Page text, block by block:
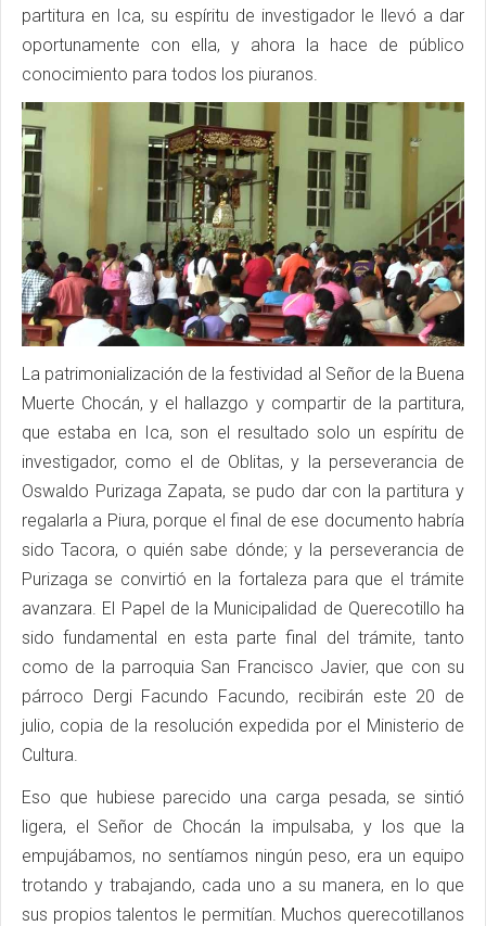
partitura en Ica, su espíritu de investigador le llevó a dar
oportunamente con ella, y ahora la hace de público
conocimiento para todos los piuranos.
La patrimonialización de la festividad al Señor de la Buena
Muerte Chocán, y el hallazgo y compartir de la partitura,
que estaba en Ica, son el resultado solo un espíritu de
investigador, como el de Oblitas, y la perseverancia de
Oswaldo Purizaga Zapata, se pudo dar con la partitura y
regalarla a Piura, porque el final de ese documento habría
sido Tacora, o quién sabe dónde; y la perseverancia de
Purizaga se convirtió en la fortaleza para que el trámite
avanzara. El Papel de la Municipalidad de Querecotillo ha
sido fundamental en esta parte final del trámite, tanto
como de la parroquia San Francisco Javier, que con su
párroco Dergi Facundo Facundo, recibirán este 20 de
julio, copia de la resolución expedida por el Ministerio de
Cultura.
Eso que hubiese parecido una carga pesada, se sintió
ligera, el Señor de Chocán la impulsaba, y los que la
empujábamos, no sentíamos ningún peso, era un equipo
trotando y trabajando, cada uno a su manera, en lo que
sus propios talentos le permitían. Muchos querecotillanos